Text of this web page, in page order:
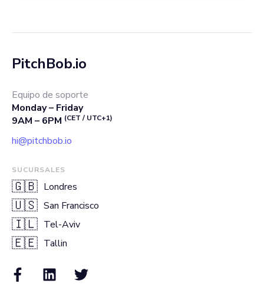
PitchBob.io
Equipo de soporte
Monday – Friday
9AM – 6PM (CET / UTC+1)
hi@pitchbob.io
SUCURSALES
🇬🇧 Londres
🇺🇸 San Francisco
🇮🇱 Tel-Aviv
🇪🇪 Tallin